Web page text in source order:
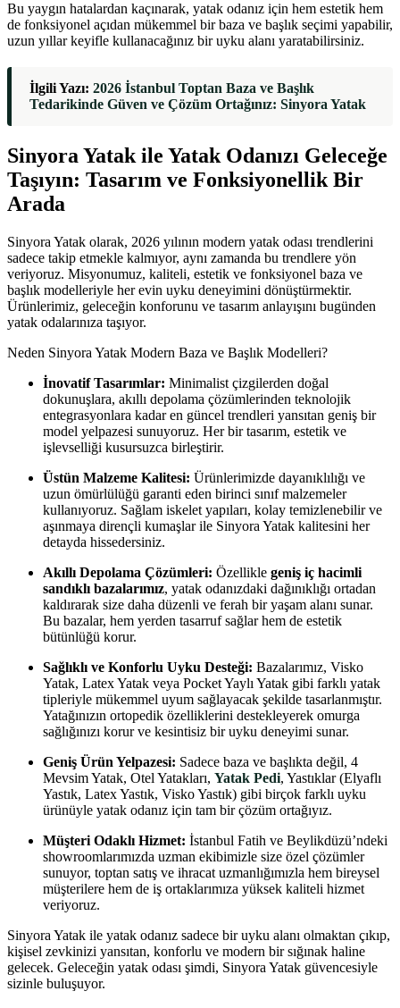
Bu yaygın hatalardan kaçınarak, yatak odanız için hem estetik hem
de fonksiyonel açıdan mükemmel bir baza ve başlık seçimi yapabilir,
uzun yıllar keyifle kullanacağınız bir uyku alanı yaratabilirsiniz.
İlgili Yazı: 2026 İstanbul Toptan Baza ve Başlık
Tedarikinde Güven ve Çözüm Ortağınız: Sinyora Yatak
Sinyora Yatak ile Yatak Odanızı Geleceğe
Taşıyın: Tasarım ve Fonksiyonellik Bir
Arada
Sinyora Yatak olarak, 2026 yılının modern yatak odası trendlerini
sadece takip etmekle kalmıyor, aynı zamanda bu trendlere yön
veriyoruz. Misyonumuz, kaliteli, estetik ve fonksiyonel baza ve
başlık modelleriyle her evin uyku deneyimini dönüştürmektir.
Ürünlerimiz, geleceğin konforunu ve tasarım anlayışını bugünden
yatak odalarınıza taşıyor.
Neden Sinyora Yatak Modern Baza ve Başlık Modelleri?
İnovatif Tasarımlar: Minimalist çizgilerden doğal
dokunuşlara, akıllı depolama çözümlerinden teknolojik
entegrasyonlara kadar en güncel trendleri yansıtan geniş bir
model yelpazesi sunuyoruz. Her bir tasarım, estetik ve
işlevselliği kusursuzca birleştirir.
Üstün Malzeme Kalitesi: Ürünlerimizde dayanıklılığı ve
uzun ömürlülüğü garanti eden birinci sınıf malzemeler
kullanıyoruz. Sağlam iskelet yapıları, kolay temizlenebilir ve
aşınmaya dirençli kumaşlar ile Sinyora Yatak kalitesini her
detayda hissedersiniz.
Akıllı Depolama Çözümleri: Özellikle geniş iç hacimli
sandıklı bazalarımız, yatak odanızdaki dağınıklığı ortadan
kaldırarak size daha düzenli ve ferah bir yaşam alanı sunar.
Bu bazalar, hem yerden tasarruf sağlar hem de estetik
bütünlüğü korur.
Sağlıklı ve Konforlu Uyku Desteği: Bazalarımız, Visko
Yatak, Latex Yatak veya Pocket Yaylı Yatak gibi farklı yatak
tipleriyle mükemmel uyum sağlayacak şekilde tasarlanmıştır.
Yatağınızın ortopedik özelliklerini destekleyerek omurga
sağlığınızı korur ve kesintisiz bir uyku deneyimi sunar.
Geniş Ürün Yelpazesi: Sadece baza ve başlıkta değil, 4
Mevsim Yatak, Otel Yatakları, Yatak Pedi, Yastıklar (Elyaflı
Yastık, Latex Yastık, Visko Yastık) gibi birçok farklı uyku
ürünüyle yatak odanız için tam bir çözüm ortağıyız.
Müşteri Odaklı Hizmet: İstanbul Fatih ve Beylikdüzü’ndeki
showroomlarımızda uzman ekibimizle size özel çözümler
sunuyor, toptan satış ve ihracat uzmanlığımızla hem bireysel
müşterilere hem de iş ortaklarımıza yüksek kaliteli hizmet
veriyoruz.
Sinyora Yatak ile yatak odanız sadece bir uyku alanı olmaktan çıkıp,
kişisel zevkinizi yansıtan, konforlu ve modern bir sığınak haline
gelecek. Geleceğin yatak odası şimdi, Sinyora Yatak güvencesiyle
sizinle buluşuyor.